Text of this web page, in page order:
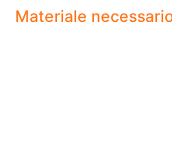
Materiale